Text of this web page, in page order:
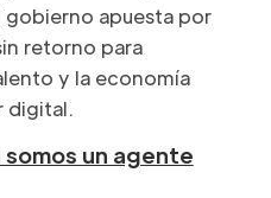
gobierno apuesta por
retorno para
y la economía
digital.
un agente